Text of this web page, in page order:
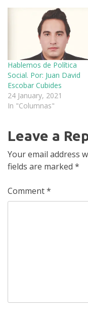
Hablemos de Política
Social. Por: Juan David
Escobar Cubides
24 January, 2021
In "Columnas"
Leave a
Your email address
fields are marked *
Comment*